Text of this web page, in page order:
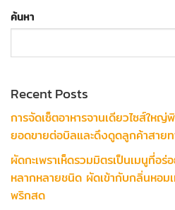
ค้นหา
Recent Posts
การจัดเซ็ตอาหารจานเดียวไซส์ให
ยอดขายต่อบิลและดึงดูดลูกค้าสายท
ผัดกะเพราเห็ดรวมมิตรเป็นเมนูที่อ
หลากหลายชนิด ผัดเข้ากับกลิ่นหอม
พริกสด